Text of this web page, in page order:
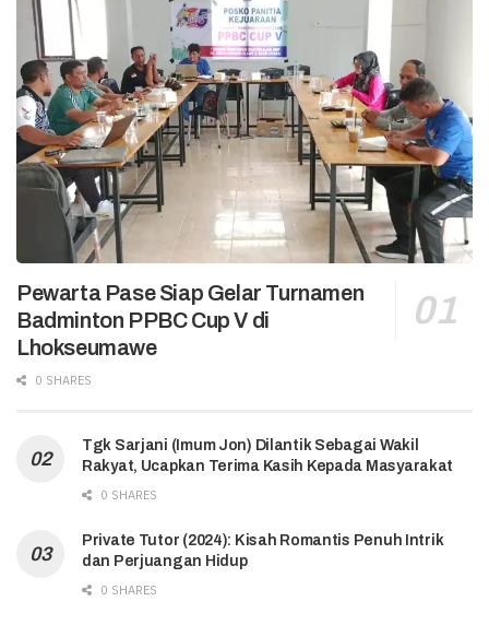
Pewarta Pase Siap Gelar Turnamen
Badminton PPBC Cup V di
Lhokseumawe
0 SHARES
Tgk Sarjani (Imum Jon) Dilantik Sebagai Wakil
Rakyat, Ucapkan Terima Kasih Kepada Masyarakat
0 SHARES
Private Tutor (2024): Kisah Romantis Penuh Intrik
dan Perjuangan Hidup
0 SHARES